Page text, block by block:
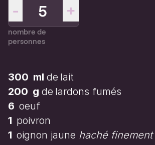
- +
nombre de
personnes
300 ml de lait
200 g de lardons fumés
6 oeuf
1 poivron
1 oignon jaune haché finement